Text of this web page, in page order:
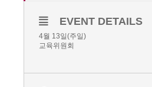
EVENT DETAILS
4월 13일(주일)
교육위원회